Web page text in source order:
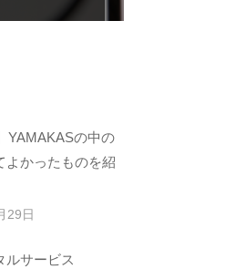
YAMAKASの中の
よかったものを紹
29日
ルサービス